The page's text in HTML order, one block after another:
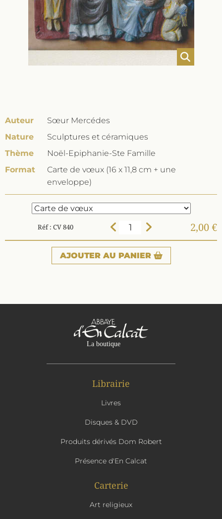
Auteur
Sœur Mercédes
Nature
Sculptures et céramiques
Thème
Noël-Epiphanie-Ste Famille
Format
Carte de vœux (16 x 11,8 cm + une
enveloppe)
Réf : CV 840 2,00 €
AJOUTER AU PANIER
Librairie
Livres
Disques & DVD
Produits dérivés Dom Robert
Présence d'En Calcat
Carterie
Art religieux